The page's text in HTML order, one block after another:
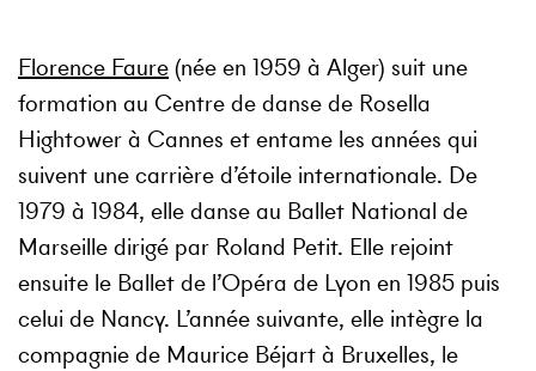
Florence Faure(née en 1959 à Alger) suit une
formation au Centre de danse de Rosella
Hightower à Cannes et entame les années qui
suivent une carrière d’étoile internationale. De
1979 à 1984, elle danse au Ballet National de
Marseille dirigé par Roland Petit. Elle rejoint
ensuite le Ballet de l’Opéra de Lyon en 1985 puis
celui de Nancy. L’année suivante, elle intègre la
compagnie de Maurice Béjart à Bruxelles, le